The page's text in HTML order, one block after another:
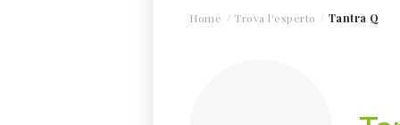
Home Trova l'esperto Tantra Q